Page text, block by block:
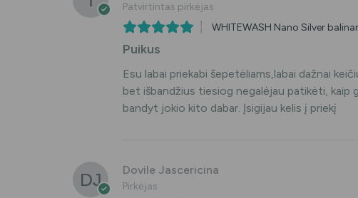
Patvirtintas pirkėjas
WHITEWASH Nano Silver
Puikus
Esu labai priekabi šepetėliams,labai dažnai
bet išbandžius tiesiog negalėjau patikėti, kaip
bandyt jokio kito dabar. Įsigijau kelis į priekį
Dovile Jascericina
Pirkėjas